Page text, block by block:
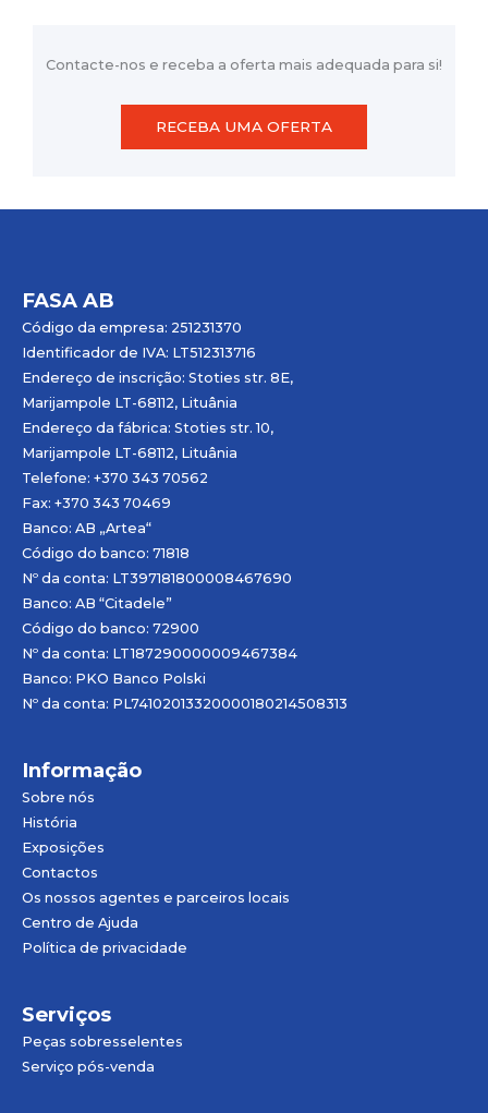
Contacte-nos e receba a oferta mais adequada para si!
RECEBA UMA OFERTA
FASA AB
Código da empresa: 251231370
Identificador de IVA: LT512313716
Endereço de inscrição: Stoties str. 8E,
Marijampole LT-68112, Lituânia
Endereço da fábrica: Stoties str. 10,
Marijampole LT-68112, Lituânia
Telefone: +370 343 70562
Fax: +370 343 70469
Banco: AB „Artea“
Código do banco: 71818
Nº da conta: LT397181800008467690
Banco: AB “Citadele”
Código do banco: 72900
Nº da conta: LT187290000009467384
Banco: PKO Banco Polski
Nº da conta: PL74102013320000180214508313
Informação
Sobre nós
História
Exposições
Contactos
Os nossos agentes e parceiros locais
Centro de Ajuda
Política de privacidade
Serviços
Peças sobresselentes
Serviço pós-venda